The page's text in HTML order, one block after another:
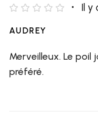
Il y
AUDREY
Merveilleux. Le
préféré.